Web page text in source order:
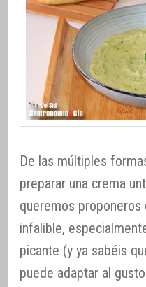
De las múltiples
preparar una crema
queremos
infalible,
picante (y ya sabéis
puede adaptar al